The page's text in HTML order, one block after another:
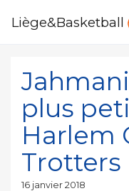
Liège&Basketball
plus
Harlem
Trotters
Publié
16 janvier 2018